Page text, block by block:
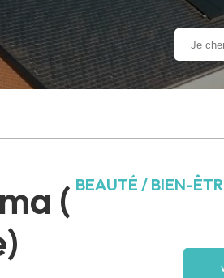
( BEAUTÉ / BIEN-